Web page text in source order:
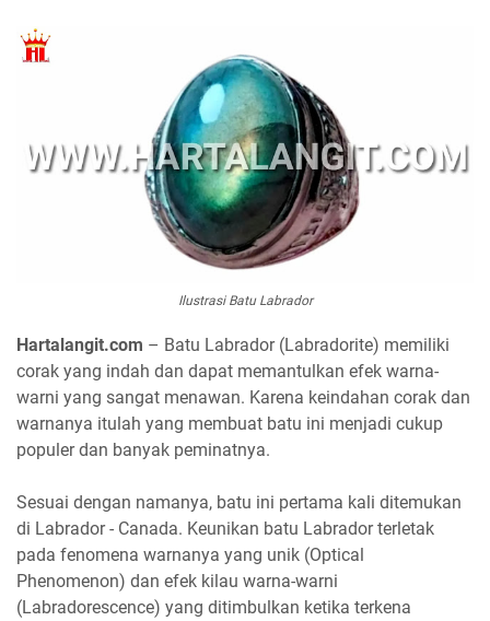
Ilustrasi Batu Labrador
Hartalangit.com – Batu Labrador (Labradorite) memiliki
corak yang indah dan dapat memantulkan efek warna-
warni yang sangat menawan. Karena keindahan corak dan
warnanya itulah yang membuat batu ini menjadi cukup
populer dan banyak peminatnya.
Sesuai dengan namanya, batu ini pertama kali ditemukan
di Labrador - Canada. Keunikan batu Labrador terletak
pada fenomena warnanya yang unik (Optical
Phenomenon) dan efek kilau warna-warni
(Labradorescence) yang ditimbulkan ketika terkena